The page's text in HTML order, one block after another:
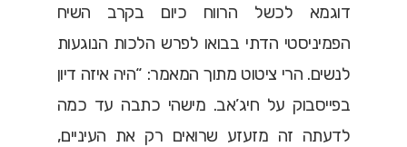
דוגמא לכשל הרווח כיום בקרב השיח
הפמיניסטי הדתי בבואו לפרש הלכות הנוגעות
לנשים. הרי ציטוט מתוך המאמר: “היה איזה דיון
בפייסבוק על חיג’אב. מישהי כתבה עד כמה
לדעתה זה מזעזע שרואים רק את העיניים,